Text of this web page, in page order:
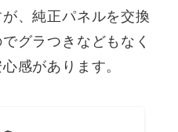
、純正パネルを交換
グラつきなどもなく
感があります。